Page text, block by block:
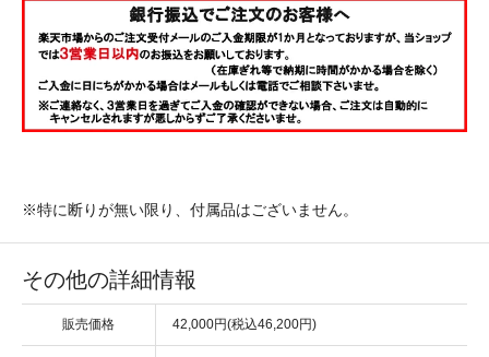
※特に断りが無い限り、付属品はございません。
その他の詳細情報
販売価格 42,000円(税込46,200円)